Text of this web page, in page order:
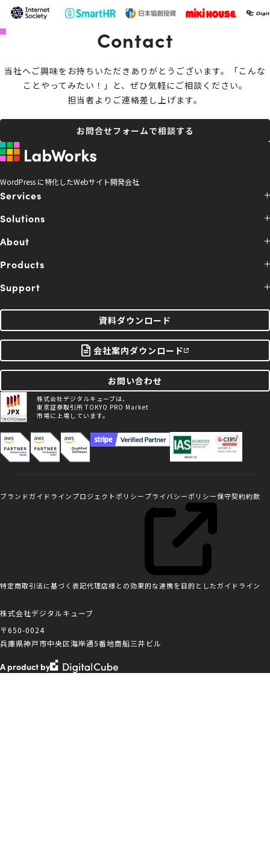
Contact
当社へご興味をお持ちいただきありがとうございます。
「こんな
ことやってみたい！」と、ぜひ気軽にご相談ください。
担当者よりご連絡差し上げます。
お問合せフォームで相談する
WordPress に特化したWebサイト開発会社
Services
Solutions
About
Products
Support
資料ダウンロード
会社案内ダウンロード
お問い合わせ
株式会社デジタルキューブは、
東京証券取引所 TOKYO PRO Market
市場に上場しています。
ブランドガイドラインプロジェクトポリシープライバシーポリシー保守契約約款
特定商取引法に基づく表記代理店様との効果的な連携を目的としたガイドライン
株式会社デジタルキューブ
〒650-0024
兵庫県神戸市中央区海岸通5番地商船三井ビル
A product by